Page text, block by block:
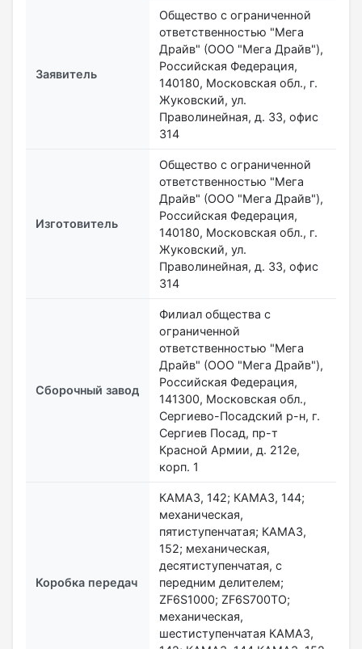
Заявитель
Общество с ограниченной
ответственностью "Мега
Драйв" (ООО "Мега Драйв"),
Российская Федерация,
140180, Московская обл., г.
Жуковский, ул.
Праволинейная, д. 33, офис
314
Изготовитель
Общество с ограниченной
ответственностью "Мега
Драйв" (ООО "Мега Драйв"),
Российская Федерация,
140180, Московская обл., г.
Жуковский, ул.
Праволинейная, д. 33, офис
314
Сборочный завод
Филиал общества с
ограниченной
ответственностью "Мега
Драйв" (ООО "Мега Драйв"),
Российская Федерация,
141300, Московская обл.,
Сергиево-Посадский р-н, г.
Сергиев Посад, пр-т
Красной Армии, д. 212е,
корп. 1
Коробка передач
КАМАЗ, 142; КАМАЗ, 144;
механическая,
пятиступенчатая; КАМАЗ,
152; механическая,
десятиступенчатая, с
передним делителем;
ZF6S1000; ZF6S700TO;
механическая,
шестиступенчатая КАМАЗ,